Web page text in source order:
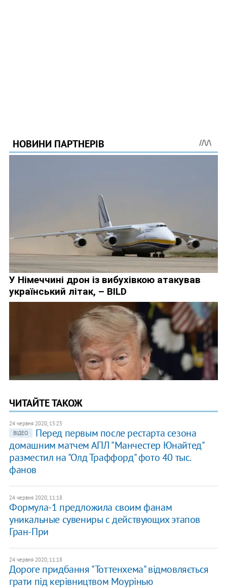
ЧИТАЙТЕ ТАКОЖ
24 червня 2020, 15:25
ВІДЕО
Перед первым после рестарта сезона
домашним матчем АПЛ "Манчестер Юнайтед"
разместил на "Олд Траффорд" фото 40 тыс.
фанов
24 червня 2020, 11:18
Формула-1 предложила своим фанам
уникальные сувениры с действующих этапов
Гран-При
24 червня 2020, 11:18
Дороге придбання "Тоттенхема" відмовляється
грати під керівництвом Моурінью